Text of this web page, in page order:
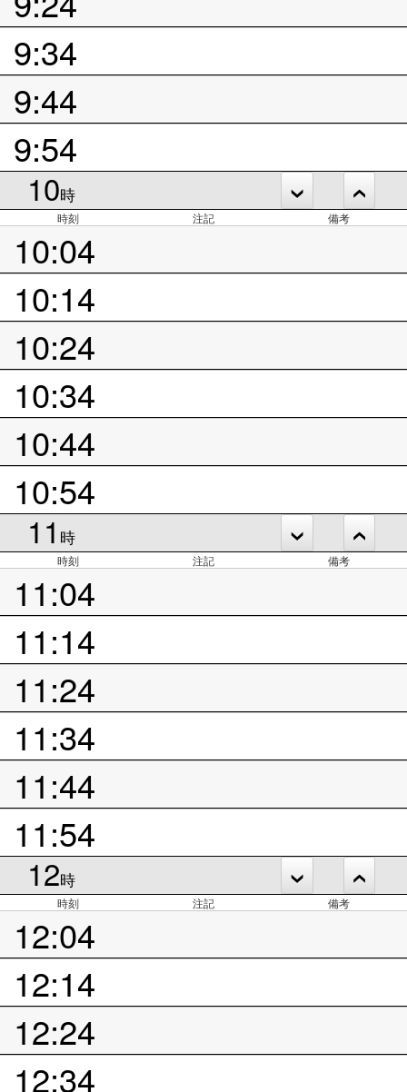
9:34
9:44
9:54
10時
時刻 注記 備考
10:04
10:14
10:24
10:34
10:44
10:54
11 時
時刻 注記 備考
11:04
11:14
11:24
11:34
11:44
11:54
12時
時刻 注記 備考
12:04
12:14
12:24
12:34